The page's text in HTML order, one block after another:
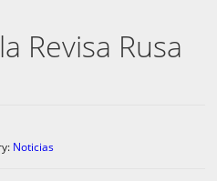
Revisa Rusa
Noticias